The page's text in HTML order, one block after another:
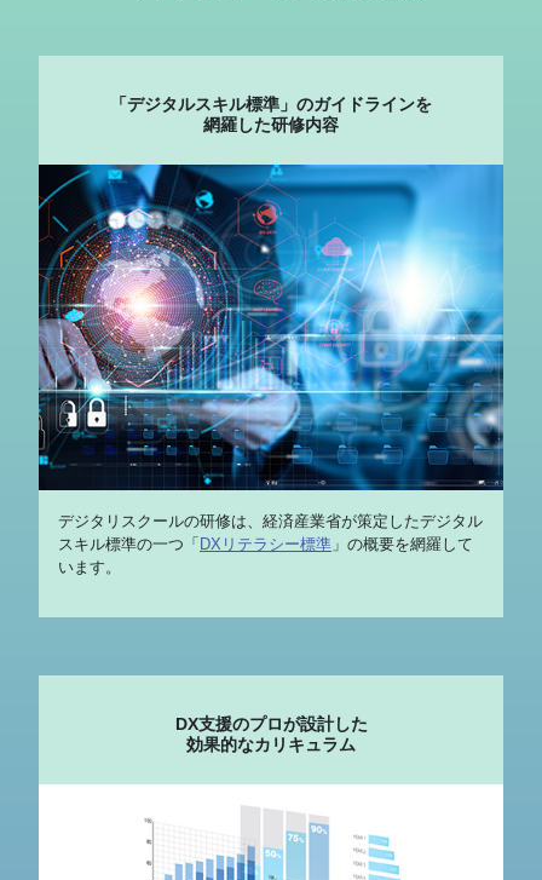
「デジタルスキル標準」のガイドラインを
網羅した研修内容
デジタリスクールの研修は、経済産業省が策定したデジタル
スキル標準の一つ「 DXリテラシー標準 」の概要を網羅して
います。
DX支援のプロが設計した
効果的なカリキュラム